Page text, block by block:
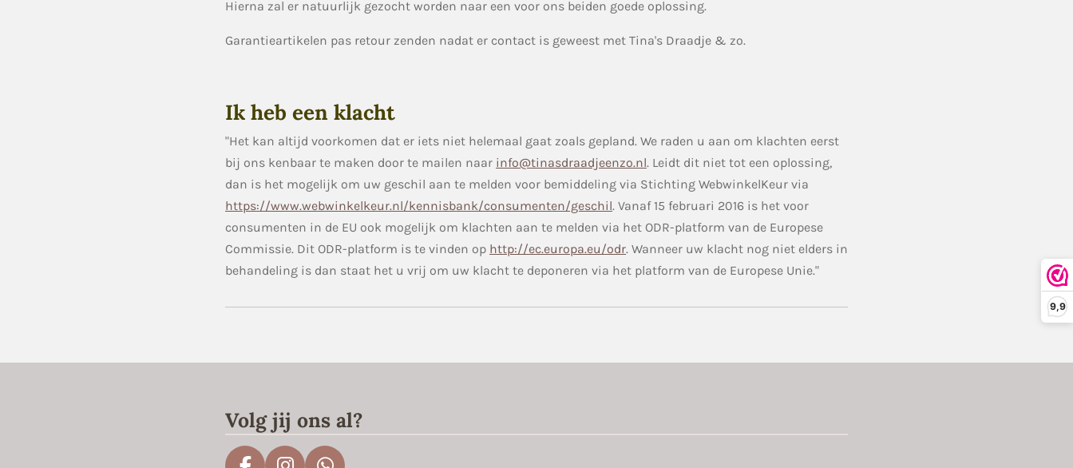
9,9
Hierna zal er natuurlijk gezocht worden naar een voor ons beiden goede oplossing.
Garantieartikelen pas retour zenden nadat er contact is geweest met Tina's Draadje & zo.
Ik heb een klacht
"Het kan altijd voorkomen dat er iets niet helemaal gaat zoals gepland. We raden u aan om klachten eerst
bij ons kenbaar te maken door te mailen naar info@tinasdraadjeenzo.nl. Leidt dit niet tot een oplossing,
dan is het mogelijk om uw geschil aan te melden voor bemiddeling via Stichting WebwinkelKeur via
https://www.webwinkelkeur.nl/kennisbank/consumenten/geschil. Vanaf 15 februari 2016 is het voor
consumenten in de EU ook mogelijk om klachten aan te melden via het ODR-platform van de Europese
Commissie. Dit ODR-platform is te vinden op http://ec.europa.eu/odr. Wanneer uw klacht nog niet elders in
behandeling is dan staat het u vrij om uw klacht te deponeren via het platform van de Europese Unie."
Volg jij ons al?